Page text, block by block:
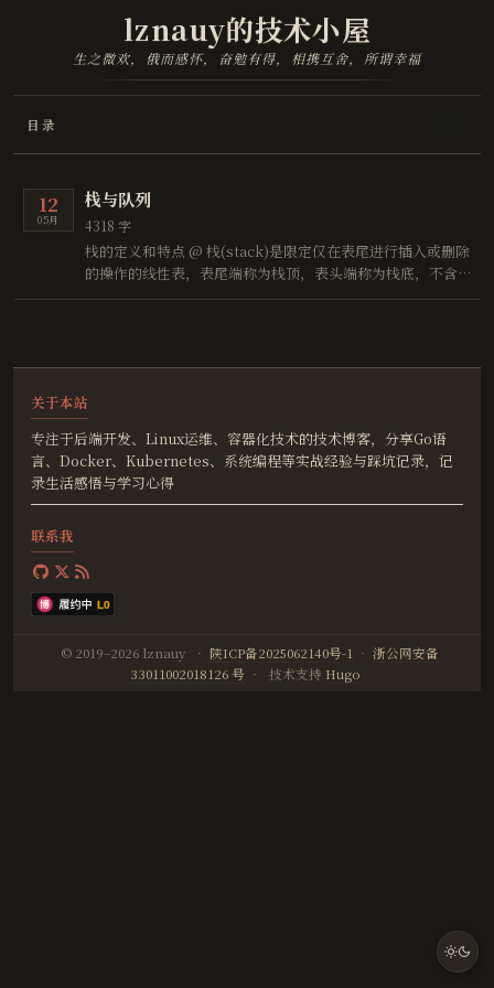
lznauy的技术小屋
生之微欢，俄而感怀，奋勉有得，相携互舍，所谓幸福
目录
12
05月
栈与队列
4318 字
栈的定义和特点 @ 栈(stack)是限定仅在表尾进行插入或删除
的操作的线性表，表尾端称为栈顶，表头端称为栈底，不含元
素的空表称为空栈，栈因为其特性又被称为后进先出(Last In
关于本站
专注于后端开发、Linux运维、容器化技术的技术博客，分享Go语
言、Docker、Kubernetes、系统编程等实战经验与踩坑记录，记
录生活感悟与学习心得
联系我
© 2019–2026 lznauy · 陕ICP备2025062140号-1 · 浙公网安备
33011002018126 号 · 技术支持 Hugo